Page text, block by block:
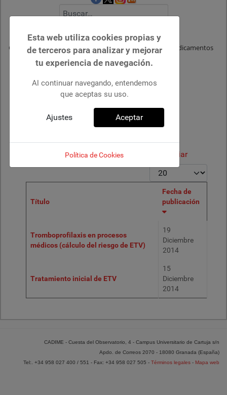
Centro Andaluz de Documentación e Información de Medicamentos
Heparinas de bajo peso
Limpiar
Cantidad
Título
Fecha de
publicación
Tromboprofilaxis en procesos
médicos (cálculo del riesgo de ETV)
19
Diciembre
2014
Tratamiento inicial de ETV
15
Diciembre
2014
CADIME - Cuesta del Observatorio, 4 - Campus Universitario de Cartuja s/n
Apdo. de Correos 2070 - 18080 Granada (España)
Tel:. +34 958 027 400 / 551 - Fax: +34 958 027 505 - Términos legales - Mapa web
Esta web utiliza cookies propias y
de terceros para analizar y mejorar
tu experiencia de navegación.
Al continuar navegando, entendemos
que aceptas su uso.
Ajustes Aceptar
Política de Cookies